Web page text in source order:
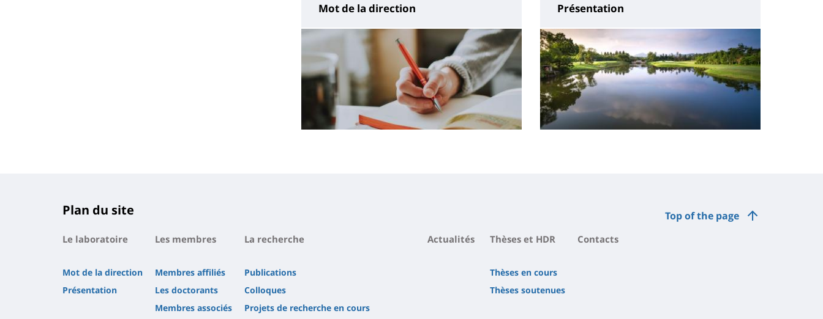
Mot de la direction Présentation
principale
Top of the page
Plan du site
Le laboratoire
Mot de la direction
Présentation
Les membres
Membres affiliés
Les doctorants
Membres associés
La recherche
Publications
Colloques
Projets de recherche en cours
Actualités Thèses et HDR
Thèses en cours
Thèses soutenues
Contacts